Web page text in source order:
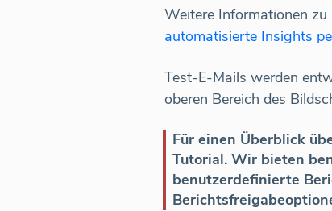
Weitere Informationen
automatisierte Insights
Test-E-Mails werden
oberen Bereich des
Für einen Überblick
Tutorial. Wir bieten
benutzerdefinierte